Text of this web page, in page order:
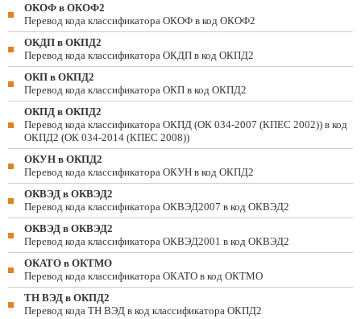
ОКОФ в ОКОФ2
Перевод кода классификатора ОКОФ в код ОКОФ2
ОКДП в ОКПД2
Перевод кода классификатора ОКДП в код ОКПД2
ОКП в ОКПД2
Перевод кода классификатора ОКП в код ОКПД2
ОКПД в ОКПД2
Перевод кода классификатора ОКПД (ОК 034-2007 (КПЕС 2002)) в код
ОКПД2 (ОК 034-2014 (КПЕС 2008))
ОКУН в ОКПД2
Перевод кода классификатора ОКУН в код ОКПД2
ОКВЭД в ОКВЭД2
Перевод кода классификатора ОКВЭД2007 в код ОКВЭД2
ОКВЭД в ОКВЭД2
Перевод кода классификатора ОКВЭД2001 в код ОКВЭД2
ОКАТО в ОКТМО
Перевод кода классификатора ОКАТО в код ОКТМО
ТН ВЭД в ОКПД2
Перевод кода ТН ВЭД в код классификатора ОКПД2